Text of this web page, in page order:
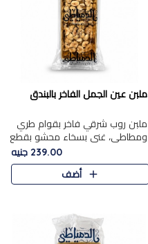
ملبن عين الجمل الفاخر بالبندق
ملبن روب شرقي فاخر بقوام طري
ومطاطي، غني بسخاء محشو بقطع
عين الجمل والبندق المحمص التي
تضيف قرمشة مميزة مُرضية
ونكهة جوزية غنية في كل
239.00 جنيه
أضف